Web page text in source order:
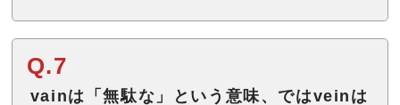
Q.7
vainは「無駄な」という意味、ではveinは